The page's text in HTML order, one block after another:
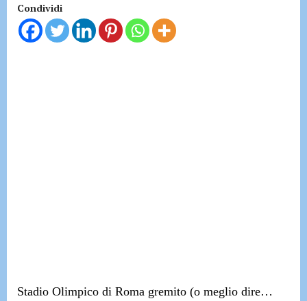
t
o
Condividi
Stadio Olimpico di Roma gremito (o meglio dire…